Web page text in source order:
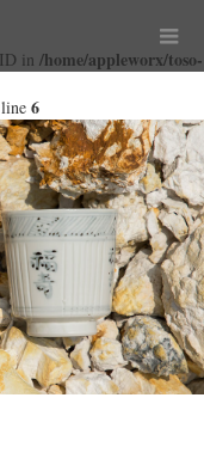
in /home/appleworx/toso-
6